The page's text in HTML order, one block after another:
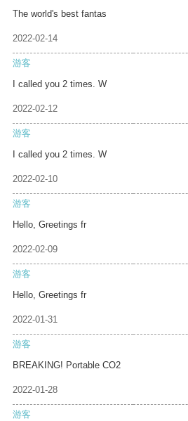
The world's best fantas
2022-02-14
游客
I called you 2 times. W
2022-02-12
游客
I called you 2 times. W
2022-02-10
游客
Hello, Greetings fr
2022-02-09
游客
Hello, Greetings fr
2022-01-31
游客
BREAKING! Portable CO2
2022-01-28
游客